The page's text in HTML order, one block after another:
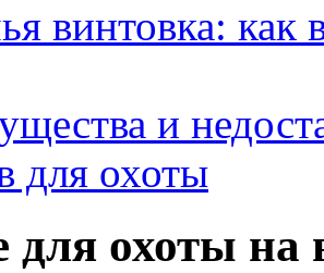
винтовка:
и
для охоты
для охоты